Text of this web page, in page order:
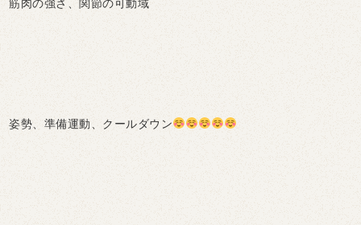
姿勢、準備運動、クールダウン